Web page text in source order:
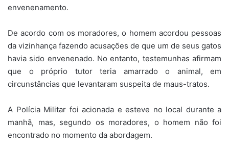
envenenamento.
De acordo com os moradores, o homem acordou pessoas
da vizinhança fazendo acusações de que um de seus gatos
havia sido envenenado. No entanto, testemunhas afirmam
que o próprio tutor teria amarrado o animal, em
circunstâncias que levantaram suspeita de maus-tratos.
A Polícia Militar foi acionada e esteve no local durante a
manhã, mas, segundo os moradores, o homem não foi
encontrado no momento da abordagem.